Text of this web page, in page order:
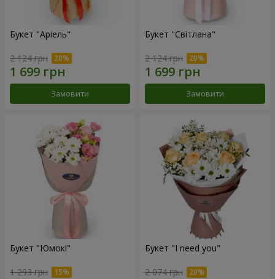
Букет "Аріель"
2 124 грн
Замовити
Букет "Світлана"
2 124 грн
Замовити
Букет "Юмокі"
1 293 грн
Букет "I need you"
2 074 грн